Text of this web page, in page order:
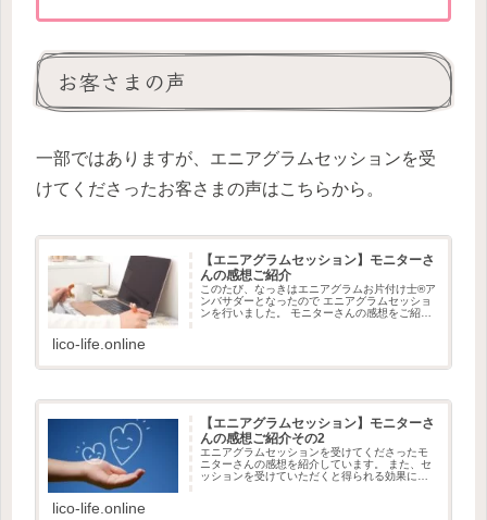
お客さまの声
一部ではありますが、エニアグラムセッションを受
けてくださったお客さまの声はこちらから。
【エニアグラムセッション】モニターさ
んの感想ご紹介
このたび、なっきはエニアグラムお片付け士®ア
ンバサダーとなったので エニアグラムセッショ
ンを行いました。 モニターさんの感想をご紹介
lico-life.online
【エニアグラムセッション】モニターさ
んの感想ご紹介その2
エニアグラムセッションを受けてくださったモ
ニターさんの感想を紹介しています。 また、セ
ッションを受けていただくと得られる効果につ
lico-life.online